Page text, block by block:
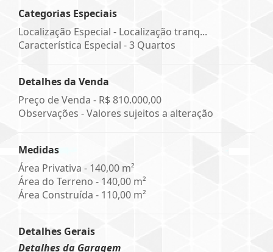
Categorias Especiais
Localização Especial - Localização tranq...
Característica Especial - 3 Quartos
Detalhes da Venda
Preço de Venda - R$ 810.000,00
Observações - Valores sujeitos a alteração
Medidas
Área Privativa - 140,00 m²
Área do Terreno - 140,00 m²
Área Construída - 110,00 m²
Detalhes Gerais
Detalhes da Garagem